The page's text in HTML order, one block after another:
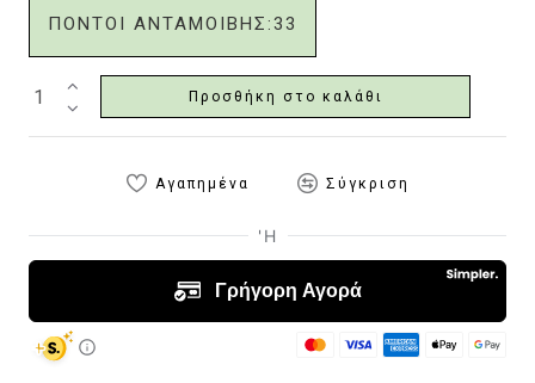
ΠΟΝΤΟΙ ΑΝΤΑΜΟΙΒΗΣ:33
Προσθήκη στο καλάθι
Αγαπημένα Σύγκριση